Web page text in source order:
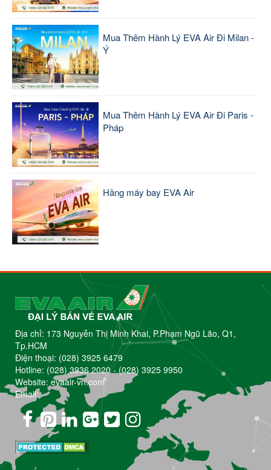
Mua Thêm Hành Lý EVA Air Đi Milan -
Ý
Mua Thêm Hành Lý EVA Air Đi Paris -
Pháp
Hãng máy bay EVA Air
Địa chỉ: 173 Nguyễn Thị Minh Khai, P.Phạm Ngũ Lão, Q1,
Tp.HCM
Điện thoại: (028) 3925 6479
Hotline: (028) 3936 2020-(028) 3925 9950
Website: evaair-vn.com
Email: